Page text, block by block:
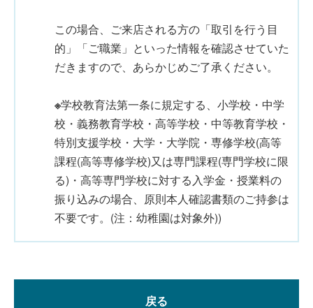
この場合、ご来店される方の「取引を行う目
的」「ご職業」といった情報を確認させていた
だきますので、あらかじめご了承ください。
※学校教育法第一条に規定する、小学校・中学
校・義務教育学校・高等学校・中等教育学校・
特別支援学校・大学・大学院・専修学校(高等
課程(高等専修学校)又は専門課程(専門学校に限
る)・高等専門学校に対する入学金・授業料の
振り込みの場合、原則本人確認書類のご持参は
不要です。(注：幼稚園は対象外))
戻る